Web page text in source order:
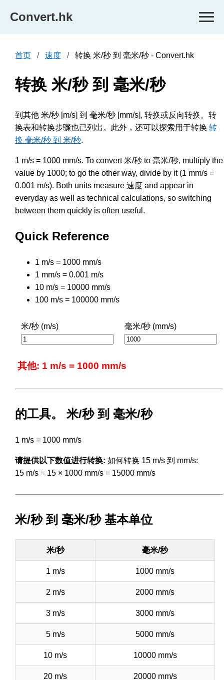
Convert.hk
首页 速度 转换 米/秒 到 毫米/秒 - Convert.hk
转换 米/秒 到 毫米/秒
到其他 米/秒 [m/s] 到 毫米/秒 [mm/s], 转换或反向转换。转
换表和转换步骤也已列出。此外，还可以探索用于转换 转
换 毫米/秒 到 米/秒.
1 m/s = 1000 mm/s. To convert 米/秒 to 毫米/秒, multiply the
value by 1000; to go the other way, divide by it (1 mm/s =
0.001 m/s). Both units measure 速度 and appear in
everyday as well as technical calculations, so switching
between them quickly is often useful.
Quick Reference
1 m/s = 1000 mm/s
1 mm/s = 0.001 m/s
10 m/s = 10000 mm/s
100 m/s = 100000 mm/s
米/秒 (m/s) 毫米/秒 (mm/s)
其他: 1 m/s = 1000 mm/s
的工具。 米/秒 到 毫米/秒
1 m/s = 1000 mm/s
请提供以下数值进行转换: 如何转换 15 m/s 到 mm/s:
15 m/s = 15 × 1000 mm/s = 15000 mm/s
米/秒 到 毫米/秒 基本单位
米/秒 毫米/秒
1 m/s 1000 mm/s
2 m/s 2000 mm/s
3 m/s 3000 mm/s
5 m/s 5000 mm/s
10 m/s 10000 mm/s
20 m/s 20000 mm/s